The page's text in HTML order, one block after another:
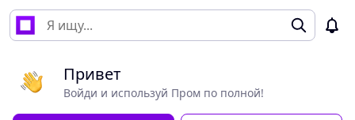
Привет
Войди и используй Пром по полной!